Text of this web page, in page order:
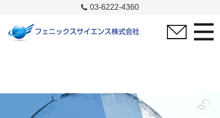
03-6222-4360